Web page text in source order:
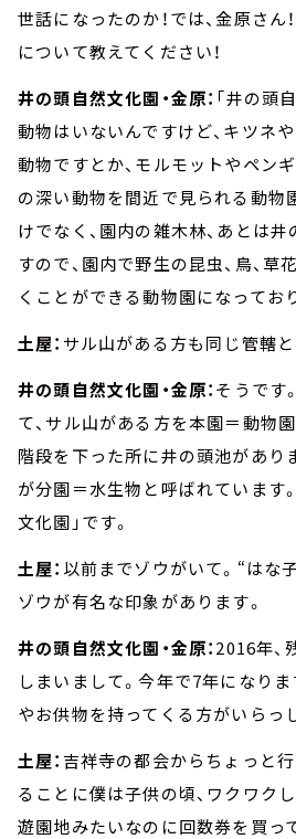
世話になったのか！では、金原さん
について教えてください！
井の頭自然文化園・金原： 「井の頭
動物はいないんですけど、キツネ
動物ですとか、モルモットやペン
の深い動物を間近で見られる動物
けでなく、園内の雑木林、あとは
すので、園内で野生の昆虫、鳥、
くことができる動物園になってお
土屋：サル山がある方も同じ管轄
井の頭自然文化園・金原：そうです
て、サル山がある方を本園＝動物
階段を下った所に井の頭池があり
が分園＝水生物と呼ばれています
文化園」です。
土屋： 以前までゾウがいて。“はな
ゾウが有名な印象があります。
井の頭自然文化園・金原：2016年、
しまいまして。今年で7年になり
やお供物を持ってくる方がいらっ
土屋： 吉祥寺の都会からちょっと
ることに僕は子供の頃、ワクワク
遊園地みたいなのに回数券を買っ